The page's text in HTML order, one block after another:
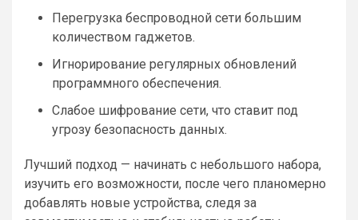
Перегрузка беспроводной сети большим
количеством гаджетов.
Игнорирование регулярных обновлений
программного обеспечения.
Слабое шифрование сети, что ставит под
угрозу безопасность данных.
Лучший подход — начинать с небольшого набора,
изучить его возможности, после чего планомерно
добавлять новые устройства, следя за